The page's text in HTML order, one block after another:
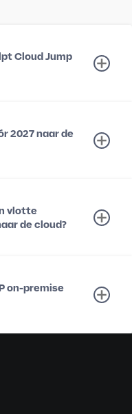
Cloud Jump
2027 naar de
vlotte
de cloud?
on-premise